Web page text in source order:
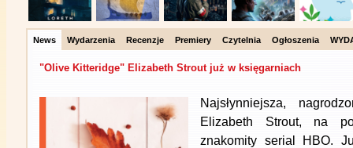
News Wydarzenia Recenzje Premiery Czytelnia Ogłoszenia
"Olive Kitteridge" Elizabeth Strout już w księgarniach
Najsłynniejsza,
Elizabeth Strout, na
znakomity serial HBO.